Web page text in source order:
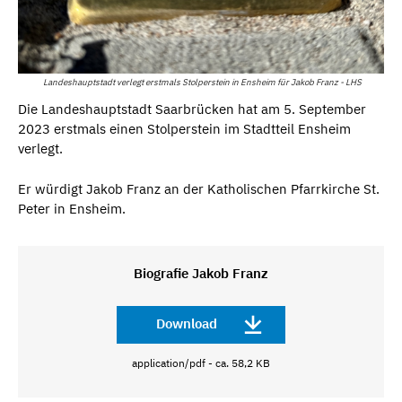
Landeshauptstadt verlegt erstmals Stolperstein in Ensheim für Jakob Franz - LHS
Die Landeshauptstadt Saarbrücken hat am 5. September
2023 erstmals einen Stolperstein im Stadtteil Ensheim
verlegt.
Er würdigt Jakob Franz an der Katholischen Pfarrkirche St.
Peter in Ensheim.
Biografie Jakob Franz
Download
application/pdf - ca. 58,2 KB